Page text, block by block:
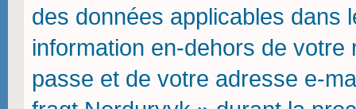
des données applicables dans
information en-dehors de votre
passe et de votre adresse e-